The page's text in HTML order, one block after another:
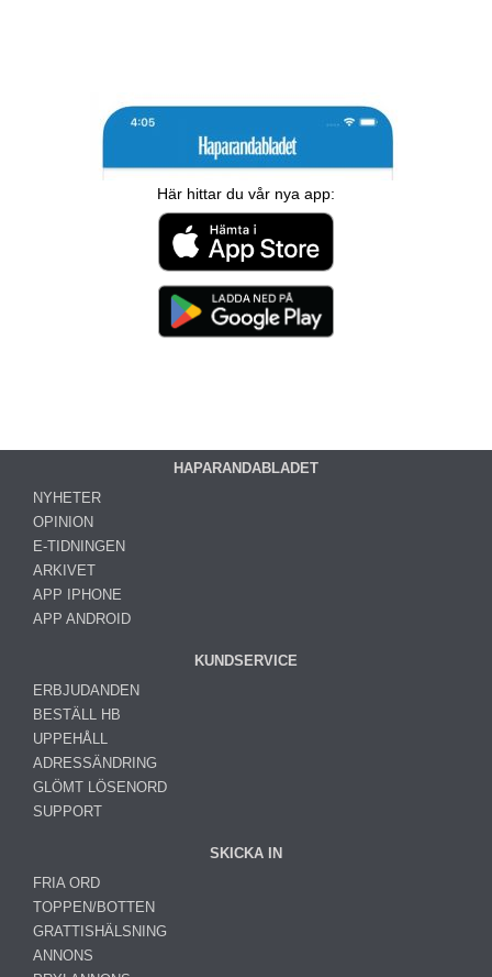
Här hittar du vår nya app:
HAPARANDABLADET
NYHETER
OPINION
E-TIDNINGEN
ARKIVET
APP IPHONE
APP ANDROID
KUNDSERVICE
ERBJUDANDEN
BESTÄLL HB
UPPEHÅLL
ADRESSÄNDRING
GLÖMT LÖSENORD
SUPPORT
SKICKA IN
FRIA ORD
TOPPEN/BOTTEN
GRATTISHÄLSNING
ANNONS